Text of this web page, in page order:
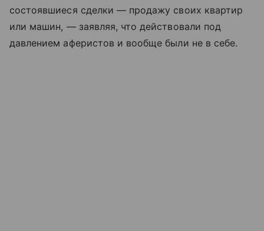
состоявшиеся сделки — продажу своих квартир
или машин, — заявляя, что действовали под
давлением аферистов и вообще были не в себе.